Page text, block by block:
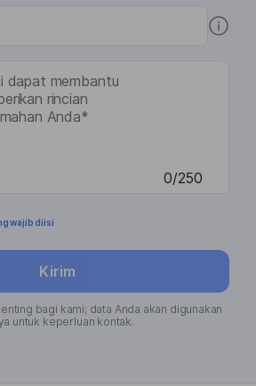
0/250
wajib diisi
Kirim
bagi kami; data Anda akan digunakan
untuk keperluan kontak.